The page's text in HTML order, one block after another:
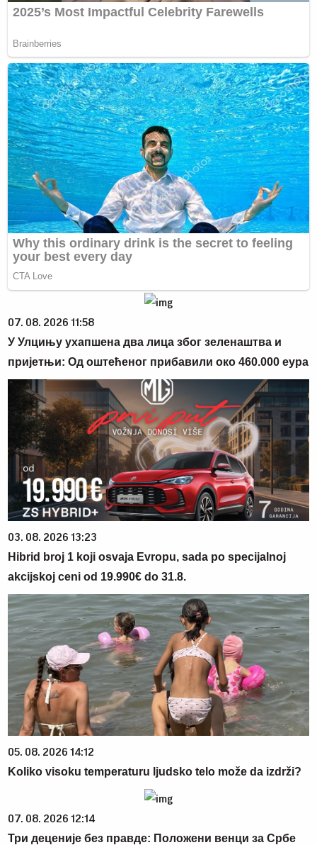
07. 08. 2026 11:58
У Улцињу ухапшена два лица због зеленаштва и
пријетњи: Од оштећеног прибавили око 460.000 еура
03. 08. 2026 13:23
Hibrid broj 1 koji osvaja Evropu, sada po specijalnoj
akcijskoj ceni od 19.990€ do 31.8.
05. 08. 2026 14:12
Koliko visoku temperaturu ljudsko telo može da izdrži?
07. 08. 2026 12:14
Три деценије без правде: Положени венци за Србе